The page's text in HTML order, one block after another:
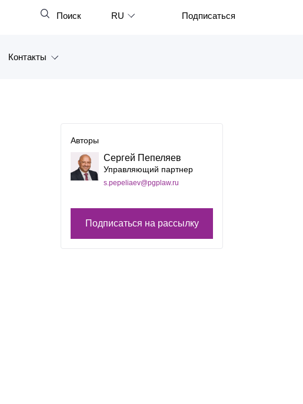
Закрыть
Поиск RU
Español
Français
Português
Подписаться
Контакты
Авторы
Сергей Пепеляев
Управляющий партнер
s.pepeliaev@pgplaw.ru
Подписаться на рассылку